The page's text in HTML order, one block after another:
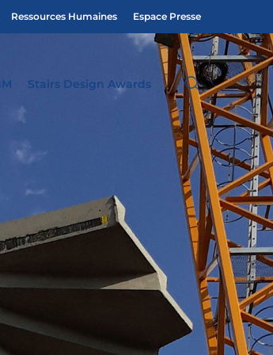
Ressources Humaines Espace Presse
Stairs Design Awards search